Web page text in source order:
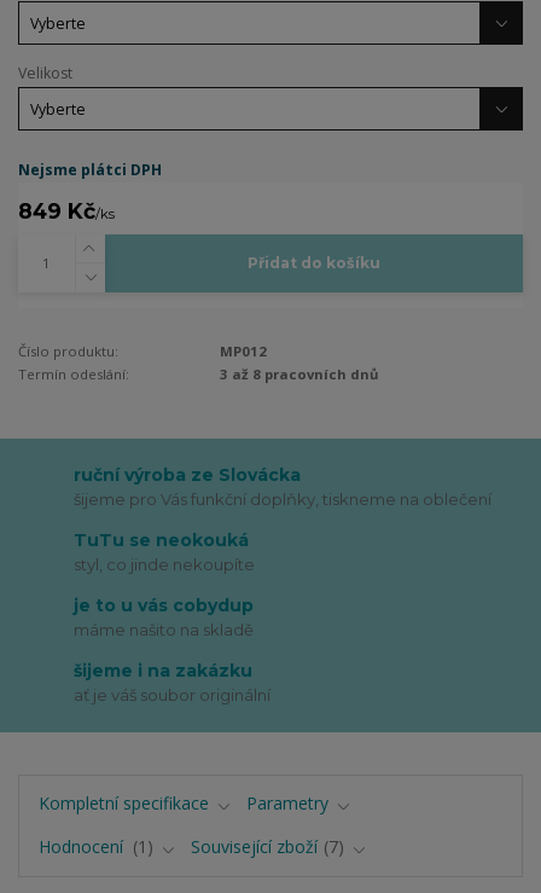
Velikost
Nejsme plátci DPH
849 Kč/ks
Přidat do košíku
Číslo produktu:
MP012
Termín odeslání:
3 až 8 pracovních dnů
ruční výroba ze Slovácka
šijeme pro Vás funkční doplňky, tiskneme na oblečení
TuTu se neokouká
styl, co jinde nekoupíte
je to u vás cobydup
máme našito na skladě
šijeme i na zakázku
ať je váš soubor originální
Kompletní specifikace
Parametry
Hodnocení
1 Související zboží 7